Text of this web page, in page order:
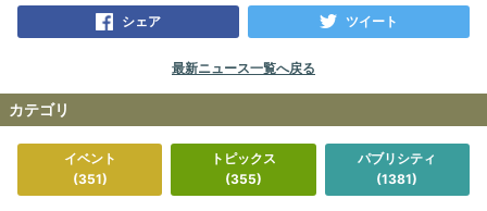
シェア ツイート
最新ニュース一覧へ戻る
カテゴリ
イベント
(351)
トピックス
(355)
パブリシティ
(1381)